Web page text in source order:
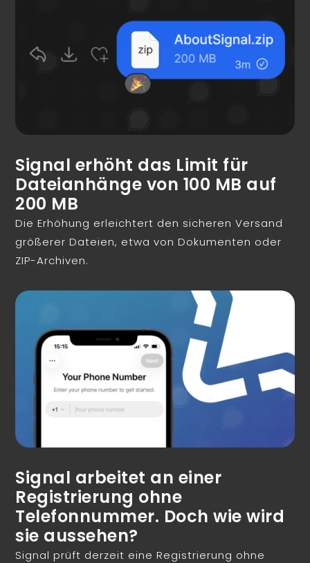
Signal erhöht das Limit für
Dateianhänge von 100 MB auf
200 MB
Die Erhöhung erleichtert den sicheren Versand
größerer Dateien, etwa von Dokumenten oder
ZIP-Archiven.
Signal arbeitet an einer
Registrierung ohne
Telefonnummer. Doch wie wird
sie aussehen?
Signal prüft derzeit eine Registrierung ohne